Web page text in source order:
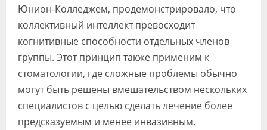
Юнион-Колледжем, продемонстрировало, что
коллективный интеллект превосходит
когнитивные способности отдельных членов
группы. Этот принцип также применим к
стоматологии, где сложные проблемы обычно
могут быть решены вмешательством нескольких
специалистов с целью сделать лечение более
предсказуемым и менее инвазивным.